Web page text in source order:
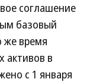
соглашение
базовый
же время
активов в
с 1 января